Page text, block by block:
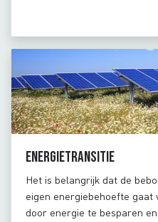
Energietransitie
Het is belangrijk dat de
eigen energiebehoefte gaat
door energie te besparen